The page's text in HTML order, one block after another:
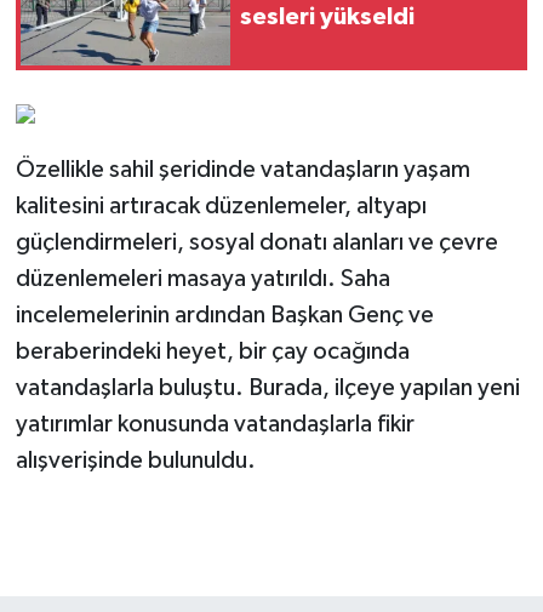
sesleri yükseldi
Özellikle sahil şeridinde vatandaşların yaşam
kalitesini artıracak düzenlemeler, altyapı
güçlendirmeleri, sosyal donatı alanları ve çevre
düzenlemeleri masaya yatırıldı. Saha
incelemelerinin ardından Başkan Genç ve
beraberindeki heyet, bir çay ocağında
vatandaşlarla buluştu. Burada, ilçeye yapılan yeni
yatırımlar konusunda vatandaşlarla fikir
alışverişinde bulunuldu.